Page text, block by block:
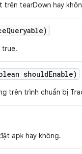
trên tearDown hay
Queryable)
true.
shouldEnable)
trên trình chuẩn bị
apk hay không.